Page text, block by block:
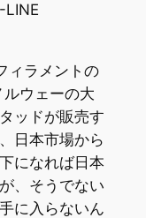
LINE
ィラメントの
ウェーの大
ッドが販売す
日本市場から
になれば日本
、そうでない
に入らないん